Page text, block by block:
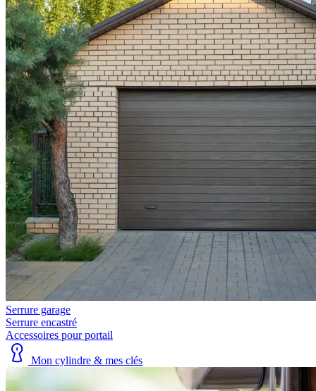
Serrure garage
Serrure encastré
Accessoires pour portail
Mon cylindre & mes clés